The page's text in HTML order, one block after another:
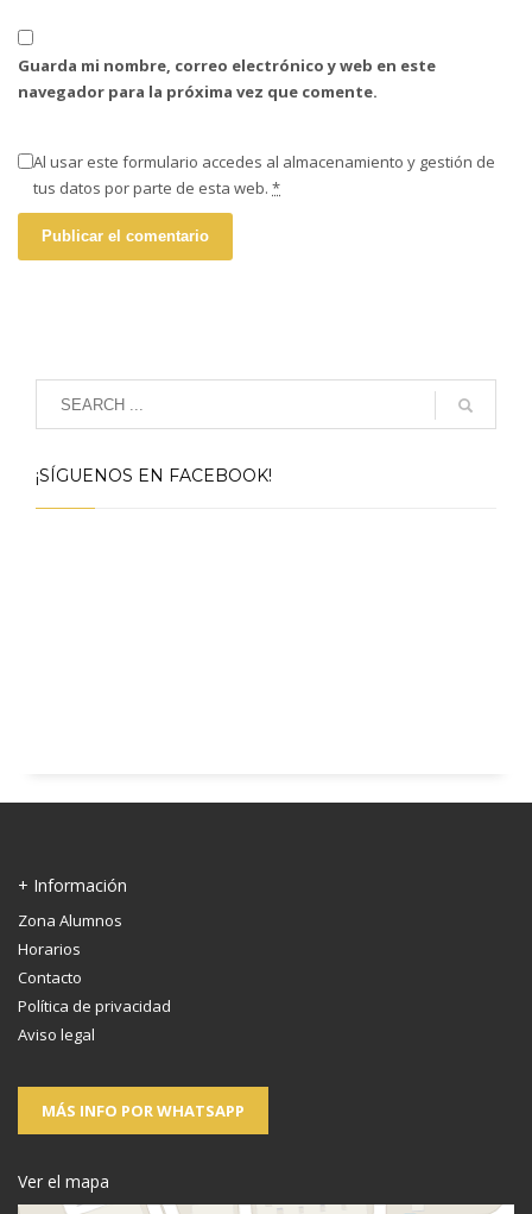
Guarda mi nombre, correo electrónico y web en este
navegador para la próxima vez que comente.
Al usar este formulario accedes al almacenamiento y gestión de
tus datos por parte de esta web. *
¡SÍGUENOS EN FACEBOOK!
+ Información
Zona Alumnos
Horarios
Contacto
Política de privacidad
Aviso legal
MÁS INFO POR WHATSAPP
Ver el mapa